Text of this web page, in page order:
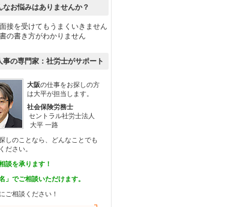
なお悩みはありませんか？
接を受けてもうまくいきません
の書き方がわかりません
事の専門家：社労士がサポート
大阪の仕事をお探しの方
は大平が担当します。
社会保険労務士
セントラル社労士法人
大平 一路
しのことなら、どんなことでも
ださい。
談を承ります！
」でご相談いただけます。
ご相談ください！